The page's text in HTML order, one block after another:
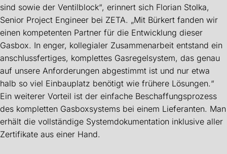
sind sowie der Ventilblock“, erinnert sich Florian Stolka,
Senior Project Engineer bei ZETA. „Mit Bürkert fanden wir
einen kompetenten Partner für die Entwicklung dieser
Gasbox. In enger, kollegialer Zusammenarbeit entstand ein
anschlussfertiges, komplettes Gasregelsystem, das genau
auf unsere Anforderungen abgestimmt ist und nur etwa
halb so viel Einbauplatz benötigt wie frühere Lösungen.“
Ein weiterer Vorteil ist der einfache Beschaffungsprozess
des kompletten Gasboxsystems bei einem Lieferanten. Man
erhält die vollständige Systemdokumentation inklusive aller
Zertifikate aus einer Hand.